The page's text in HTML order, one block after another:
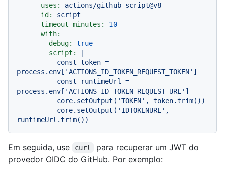
-
uses:
actions/github-script@v8
id:
script
timeout-minutes:
10
with:
debug:
true
script:
process.env['ACTIONS_ID_TOKEN_REQUEST_TOKEN']
process.env['ACTIONS_ID_TOKEN_REQUEST_URL']
Em seguida, use curl
para recuperar um JWT do
provedor OIDC do GitHub. Por exemplo: